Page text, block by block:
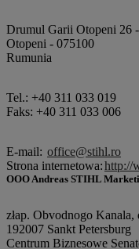
Drumul Garii Otopeni 26
Otopeni - 075100
Rumunia
Tel.: +40 311 033 019
Faks: +40 311 033 006
E-mail: office@stihl.ro
Strona internetowa:http://
OOO Andreas STIHL
złap. Obvodnogo
192007 Sankt Petersburg
Centrum Biznesowe